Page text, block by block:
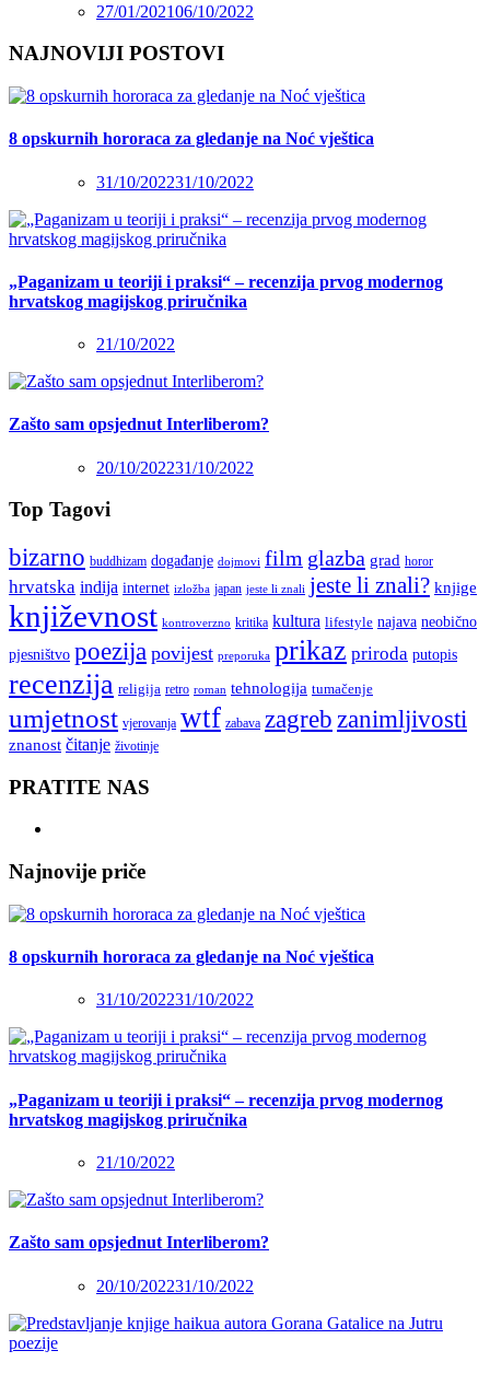
27/01/202106/10/2022
NAJNOVIJI POSTOVI
8 opskurnih hororaca za gledanje na Noć vještica
31/10/202231/10/2022
„Paganizam u teoriji i praksi“ – recenzija prvog modernog
hrvatskog magijskog priručnika
21/10/2022
Zašto sam opsjednut Interliberom?
20/10/202231/10/2022
Top Tagovi
bizarno buddhizam događanje dojmovi film glazba grad horor
hrvatska indija internet izložba japan jeste li znali jeste li znali? knjige
književnost kontroverzno kritika kultura lifestyle najava neobično
pjesništvo poezija povijest preporuka prikaz priroda putopis
recenzija religija retro roman tehnologija tumačenje
umjetnost vjerovanja wtf zabava zagreb zanimljivosti
znanost čitanje životinje
PRATITE NAS
Najnovije priče
8 opskurnih hororaca za gledanje na Noć vještica
31/10/202231/10/2022
„Paganizam u teoriji i praksi“ – recenzija prvog modernog
hrvatskog magijskog priručnika
21/10/2022
Zašto sam opsjednut Interliberom?
20/10/202231/10/2022